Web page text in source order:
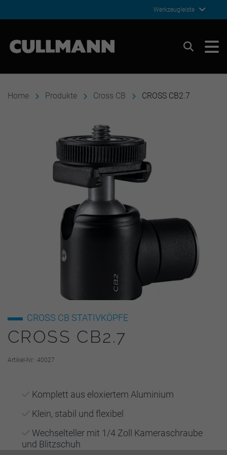
Werkzeugleiste
Cullmann Germany
Suchen
Home Produkte Cross CB CROSS CB2.7
CROSS CB2.7
CROSS CB STATIVKÖPFE
Artikel-Nr.: 40027
Komplett aus eloxiertem Aluminium
Klein, stabil und flexibel
Wechselteller mit 1/4 Zoll Kameraschraube
und Blitzschuh